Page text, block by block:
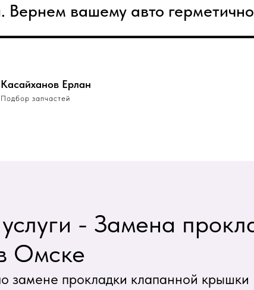
Вернем вашему авто
Касайханов Ерлан
Подбор запчастей
- Замена
Омске
замене прокладки клапанной крышки